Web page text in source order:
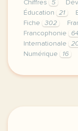
Chiffres
5
Éducation
21
Fiche
302
Francophonie
64
Internationale
Numérique
16
le respect